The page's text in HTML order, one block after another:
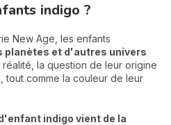
indigo ?
New Age, les enfants
planètes et d'autres univers
réalité, la question de leur origine
tout comme la couleur de leur
indigo vient de la